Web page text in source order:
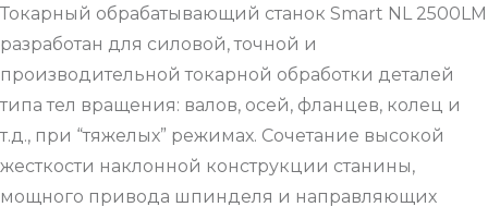
Токарный обрабатывающий станок Smart NL 2500LM
разработан для силовой, точной и
производительной токарной обработки деталей
типа тел вращения: валов, осей, фланцев, колец и
т.д., при “тяжелых” режимах. Сочетание высокой
жесткости наклонной конструкции станины,
мощного привода шпинделя и направляющих